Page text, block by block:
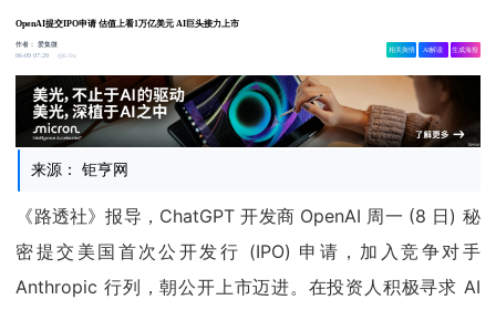
OpenAI提交IPO申请 估值上看1万亿美元 AI巨头接力上市
作者：爱集微
06-09 07:29
6.6w
相关舆情 AI解读 生成海报
来源： 钜亨网
《路透社》报导，ChatGPT 开发商 OpenAI 周一 (8 日) 秘
密提交美国首次公开发行 (IPO) 申请，加入竞争对手
Anthropic 行列，朝公开上市迈进。在投资人积极寻求 AI